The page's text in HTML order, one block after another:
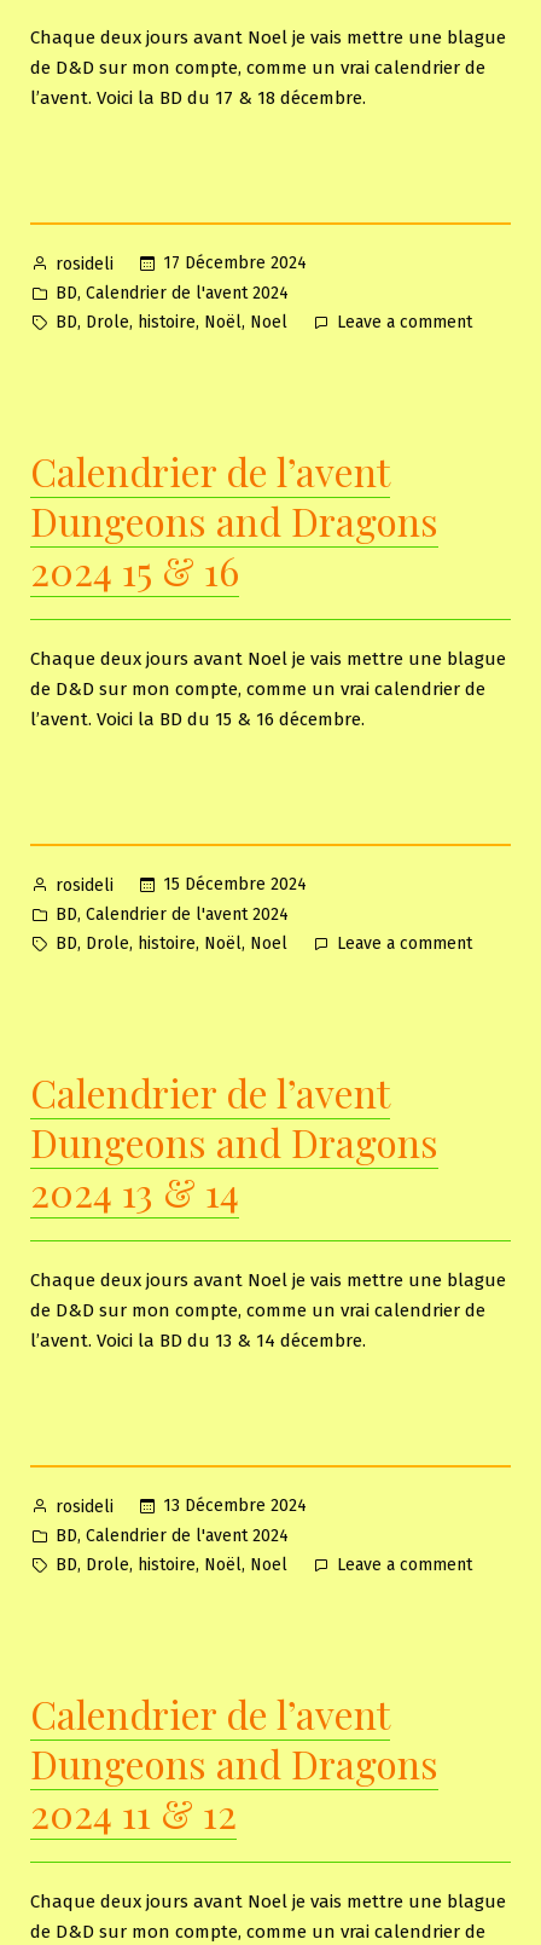
Chaque deux jours avant Noel je vais mettre une blague
de D&D sur mon compte, comme un vrai calendrier de
l’avent. Voici la BD du 17 & 18 décembre.
Posted
by
rosideli
17 Décembre 2024
Posted
in
BD, Calendrier de l'avent 2024
Tags:
BD, Drole, histoire, Noël, Noel Leave a commenton
Calendrier de l’avent
Dungeons and Dragons
2024 15 & 16
Chaque deux jours avant Noel je vais mettre une blague
de D&D sur mon compte, comme un vrai calendrier de
l’avent. Voici la BD du 15 & 16 décembre.
Posted
by
rosideli
15 Décembre 2024
Posted
in
BD, Calendrier de l'avent 2024
Tags:
BD, Drole, histoire, Noël, Noel Leave a commenton
Calendrier de l’avent
Dungeons and Dragons
2024 13 & 14
Chaque deux jours avant Noel je vais mettre une blague
de D&D sur mon compte, comme un vrai calendrier de
l’avent. Voici la BD du 13 & 14 décembre.
Posted
by
rosideli
13 Décembre 2024
Posted
in
BD, Calendrier de l'avent 2024
Tags:
BD, Drole, histoire, Noël, Noel Leave a commenton
Calendrier de l’avent
Dungeons and Dragons
2024 11 & 12
Chaque deux jours avant Noel je vais mettre une blague
de D&D sur mon compte, comme un vrai calendrier de